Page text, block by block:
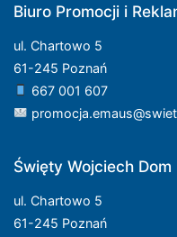
Biuro Promocji i
ul. Chartowo 5
61-245 Poznań
667 001 607
Święty Wojciech
ul. Chartowo 5
61-245 Poznań